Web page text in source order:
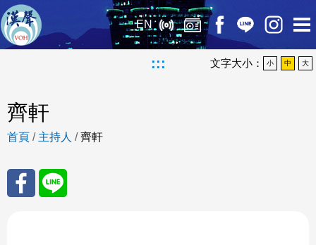
EN
::: 文字大小： 小 中 大
齊軒
首頁 / 主持人 /齊軒